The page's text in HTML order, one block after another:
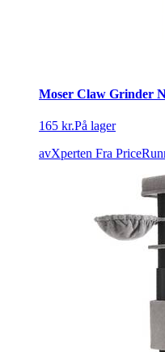
Moser Claw Grinder
165 kr.På lager
avXperten Fra